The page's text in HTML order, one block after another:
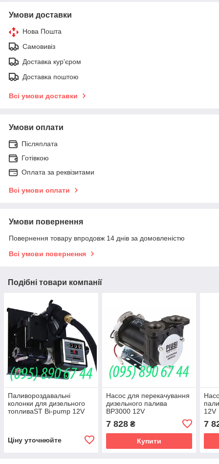
Умови доставки
Нова Пошта
Самовивіз
Доставка кур'єром
Доставка поштою
Всі умови доставки
Умови оплати
Післяплата
Готівкою
Оплата за реквізитами
Всі умови оплати
Умови повернення
Повернення товару впродовж 14 днів за домовленістю
Всі умови повернення
Подібні товари компанії
Паливороздавальні
колонки для дизельного
топливаЅТ Bi-pump 12V
Ціну уточнюйте
Насос для перекачування
дизельного палива
BP3000 12V
7 828₴
Купити
12V
7